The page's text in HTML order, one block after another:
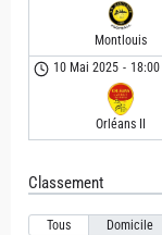
Montlouis
10 Mai 2025 - 18:00
Orléans II
Classement
Tous Domicile